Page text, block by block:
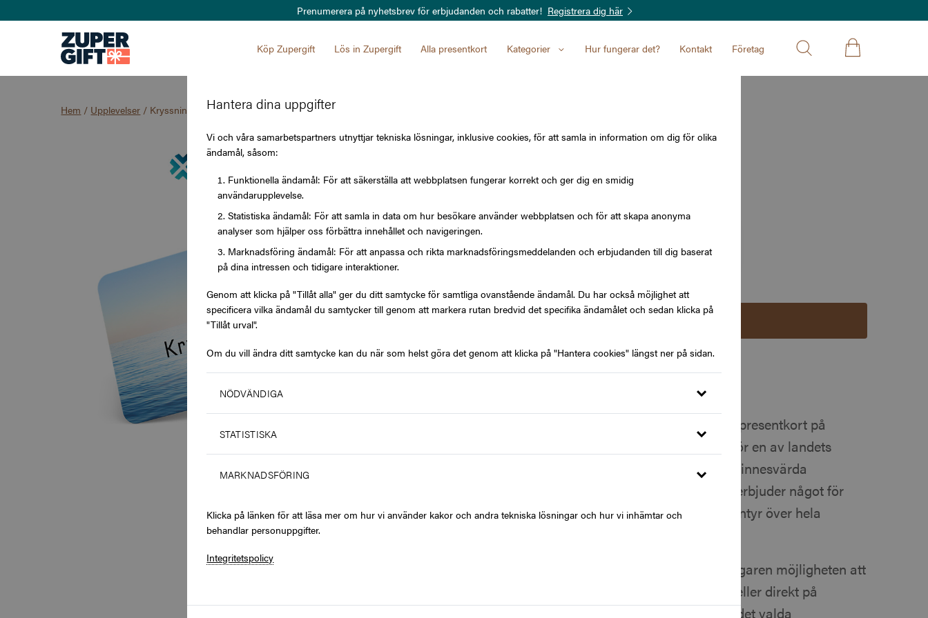
Hantera dina uppgifter
Vi och våra samarbetspartners utnyttjar tekniska lösningar, inklusive cookies, för att samla in information om dig för olika
ändamål, såsom:
Funktionella ändamål: För att säkerställa att webbplatsen fungerar korrekt och ger dig en smidig
användarupplevelse.
Statistiska ändamål: För att samla in data om hur besökare använder webbplatsen och för att skapa anonyma
analyser som hjälper oss förbättra innehållet och navigeringen.
Marknadsföring ändamål: För att anpassa och rikta marknadsföringsmeddelanden och erbjudanden till dig baserat
på dina intressen och tidigare interaktioner.
Genom att klicka på "Tillåt alla" ger du ditt samtycke för samtliga ovanstående ändamål. Du har också möjlighet att
specificera vilka ändamål du samtycker till genom att markera rutan bredvid det specifika ändamålet och sedan klicka på
"Tillåt urval".
Om du vill ändra ditt samtycke kan du när som helst göra det genom att klicka på "Hantera cookies" längst ner på sidan.
NÖDVÄNDIGA
STATISTISKA
MARKNADSFÖRING
Klicka på länken för att läsa mer om hur vi använder kakor och andra tekniska lösningar och hur vi inhämtar och
behandlar personuppgifter.
Integritetspolicy
Prenumerera på nyhetsbrev för erbjudanden och rabatter! Registrera dig här
Köp Zupergift Lös in Zupergift Alla presentkort Kategorier Hur fungerar det? Kontakt Företag
Hem / Upplevelser / Kryssningar.se
Kryssningar.se
VÄRDE
Lägg i varukorg
Låt drömmen om havet bli verklighet med ett presentkort på
tillhör en av landets
största arrangörer och brinner för att skapa minnesvärda
reseupplevelser för alla typer av sällskap. De erbjuder något för
alla – från stillsamma resor till storslagna äventyr över hela
Med ett presentkort på kryssning.se får mottagaren möjligheten att
boka sin nästa semester med personlig hjälp eller direkt på
hemsidan. Koden fungerar som betalning för det valda